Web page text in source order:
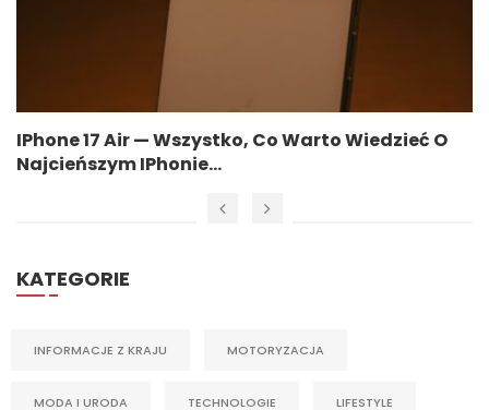
IPhone 17 Air — Wszystko, Co Warto Wiedzieć O
Najcieńszym IPhonie...
KATEGORIE
INFORMACJE Z KRAJU MOTORYZACJA
MODA I URODA TECHNOLOGIE LIFESTYLE